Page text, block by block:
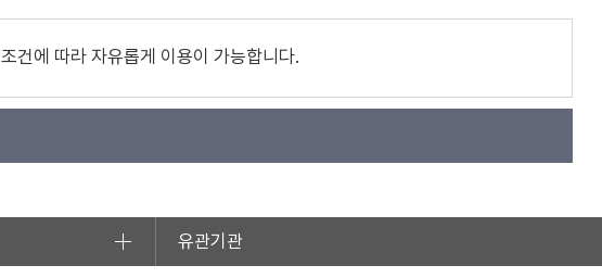
조건에 따라 자유롭게 이용이 가능합니다.
유관기관